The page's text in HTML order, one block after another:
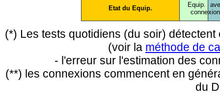
Etat du Equip.
Equip.
conne
(*) Les tests quotidiens (du soir)
(voir la méthode de
- l'erreur sur l'estimation des
(**) les connexions commencent en
du